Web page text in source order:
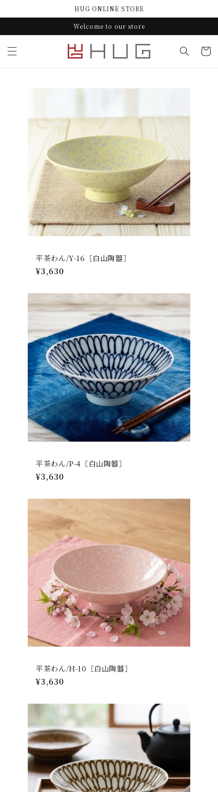
進む
HUG ONLINE STORE
Welcome to our store
カ
ー
平茶わん/Y-16［白山陶器］
通
価
格
¥3,630
平茶わん/P-4［白山陶器］
通
価
格
¥3,630
平茶わん/H-10［白山陶器］
通
価
格
¥3,630